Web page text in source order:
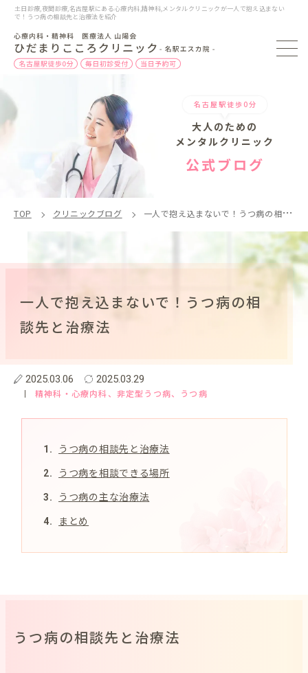
土日診療,夜間診療,名古屋駅にある心療内科,精神科,メンタルクリニックが一人で抱え込まない
で！うつ病の相談先と治療法を紹介
名古屋駅徒歩0分
大人のための
メンタルクリニック
公式ブログ
TOP クリニックブログ 一人で抱え込まないで！うつ病の相談先と治療法
一人で抱え込まないで！うつ病の相
談先と治療法
2025.03.06 2025.03.29
精神科・心療内科、非定型うつ病、うつ病
うつ病の相談先と治療法
うつ病を相談できる場所
うつ病の主な治療法
まとめ
うつ病の相談先と治療法